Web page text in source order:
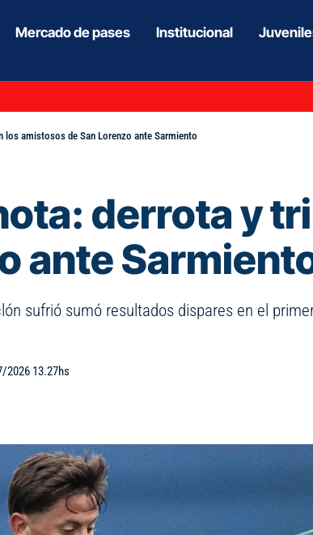
Mercado de pases Institucional
amistosos de San Lorenzo ante Sarmiento
derrota y
ante
sufrió sumó resultados dispares en el
2026 13.27hs